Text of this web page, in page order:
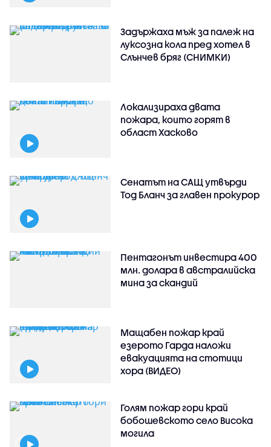
Задържаха мъж за палеж на
луксозна кола пред хотел в
Слънчев бряг (СНИМКИ)
Локализираха двата
пожара, които горят в
област Хасково
Сенатът на САЩ утвърди
Тод Бланч за главен прокурор
Пентагонът инвестира 400
млн. долара в австралийска
мина за скандий
Мащабен пожар край
езерото Гарда наложи
евакуацията на стотици
хора (ВИДЕО)
Голям пожар гори край
бобошевското село Висока
могила